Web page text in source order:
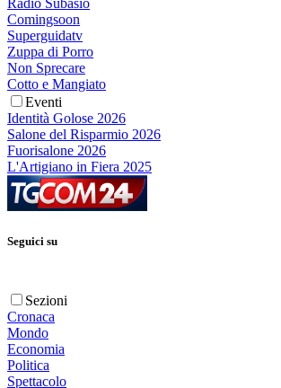
Radio Subasio
Comingsoon
Superguidatv
Zuppa di Porro
Non Sprecare
Cotto e Mangiato
Eventi
Identità Golose 2026
Salone del Risparmio 2026
Fuorisalone 2026
L'Artigiano in Fiera 2025
Seguici su
Sezioni
Cronaca
Mondo
Economia
Politica
Spettacolo